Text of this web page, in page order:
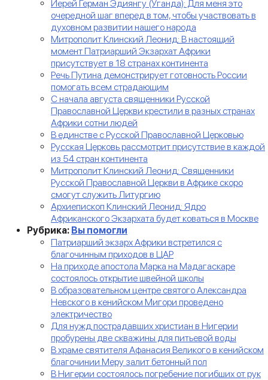
Иерей Герман Эдиянгу (Уганда): Для меня это
очередной шаг вперед в том, чтобы участвовать в
духовном развитии нашего народа
Митрополит Клинский Леонид: В настоящий
момент Патриарший Экзархат Африки
присутствует в 18 странах континента
Речь Путина демонстрирует готовность России
помогать всем страдающим
С начала августа священники Русской
Православной Церкви крестили в разных странах
Африки сотни людей
В единстве с Русской Православной Церковью
Русская Церковь рассмотрит присутствие в каждой
из 54 стран континента
Митрополит Клинский Леонид: Священники
Русской Православной Церкви в Африке скоро
смогут служить Литургию
Архиепископ Клинский Леонид: Ядро
Африканского Экзархата будет коваться в Москве
Рубрика: Вы помогли
Патриарший экзарх Африки встретился с
благочинным приходов в ЦАР
На приходе апостола Марка на Мадагаскаре
состоялось открытие швейной школы
В образовательном центре святого Александра
Невского в кенийском Мигори проведено
электричество
Для нужд пострадавших христиан в Нигерии
пробурены две скважины для питьевой воды
В храме святителя Афанасия Великого в кенийском
благочинии Меру залит бетонный пол
В Нигерии состоялось погребение погибших от рук